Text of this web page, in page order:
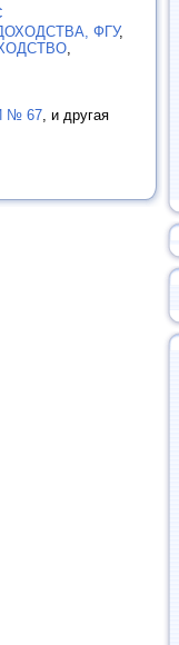
ФГУ,
,
№ 67, и другая